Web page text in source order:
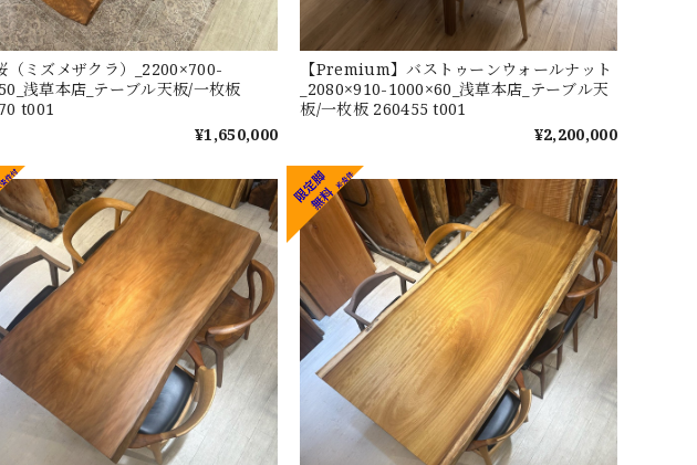
（ミズメザクラ）_2200×700-
浅草本店_テーブル天板/一枚板
261270 t001
¥1,650,000
【Premium】バストゥーンウォールナット
_2080×910-1000×60_浅草本店_テーブル天
板/一枚板 260455 t001
¥2,200,000